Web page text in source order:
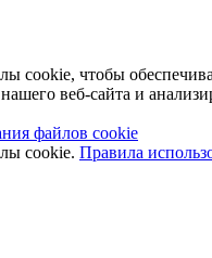
cookie, чтобы
веб-сайта и
файлов cookie
cookie. Правила